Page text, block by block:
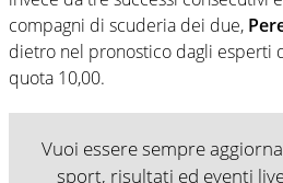
compagni di scuderia dei due,
dietro nel pronostico dagli esperti
quota 10,00.
Vuoi essere sempre
sport, risultati ed eventi